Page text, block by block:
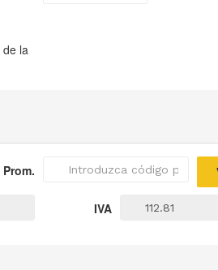
la
IVA